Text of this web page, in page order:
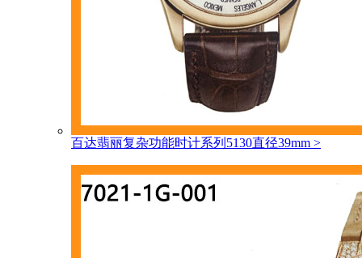
百达翡丽复杂功能时计系列5130直径39mm >